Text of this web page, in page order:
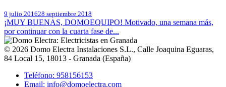
9 julio 201628 septiembre 2018
¡MUY BUENAS, DOMOEQUIPO! Motivado, una semana más,
por continuar con la cuarta fase de...
© 2026 Domo Electra Instalaciones S.L., Calle Joaquina Eguaras,
84 Local 15, 18013 - Granada (España)
Teléfono: 958156153
Email: info@domoelectra.com